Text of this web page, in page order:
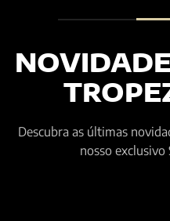
Descubra as últimas
nosso exclusivo